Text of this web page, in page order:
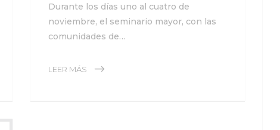
Durante los días uno al cuatro de
noviembre, el seminario mayor, con las
comunidades de…
LEER MÁS